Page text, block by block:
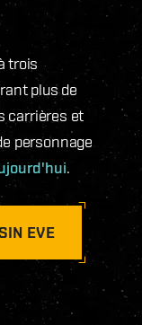
trois
plus de
carrières et
personnage
.
EVE